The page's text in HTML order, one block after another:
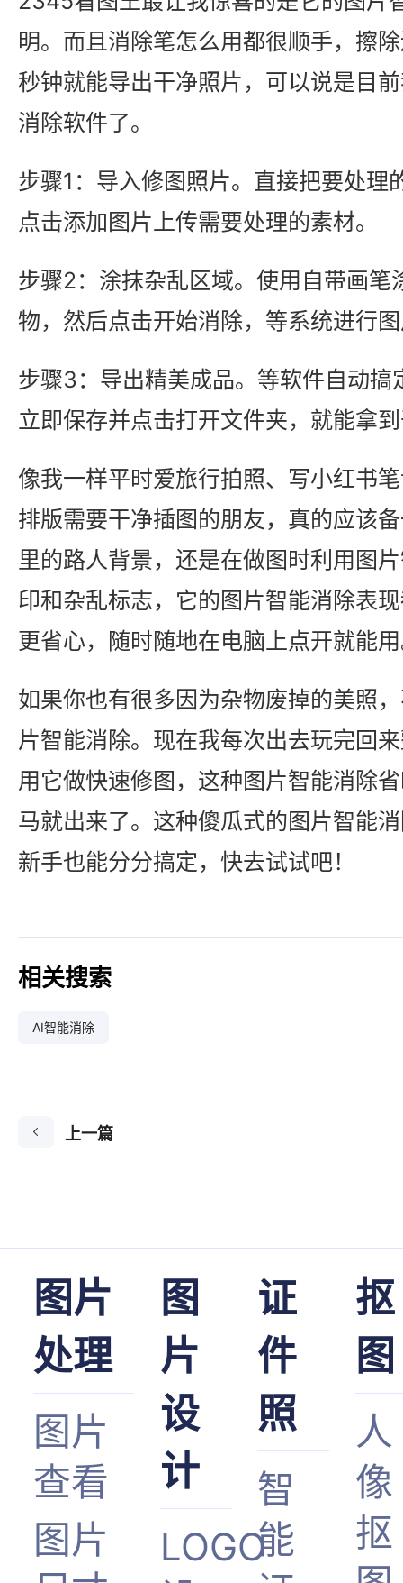
明。而且消除笔怎么用都很顺手，擦
秒钟就能导出干净照片，可以说是目
消除软件了。
步骤1：导入修图照片。直接把要处理
点击添加图片上传需要处理的素材。
步骤2：涂抹杂乱区域。使用自带画笔
物，然后点击开始消除，等系统进行
步骤3：导出精美成品。等软件自动搞
立即保存并点击打开文件夹，就能拿
像我一样平时爱旅行拍照、写小红书
排版需要干净插图的朋友，真的应该
里的路人背景，还是在做图时利用图
印和杂乱标志，它的图片智能消除表
更省心，随时随地在电脑上点开就能
如果你也有很多因为杂物废掉的美照
片智能消除。现在我每次出去玩完回
用它做快速修图，这种图片智能消除
马就出来了。这种傻瓜式的图片智能
新手也能分分搞定，快去试试吧！
相关搜索
AI智能消除
上一篇
图片
处理
图片
查看
图片
图
片
设
计
LOGO
证
件
照
智
能
抠
图
人
像
抠